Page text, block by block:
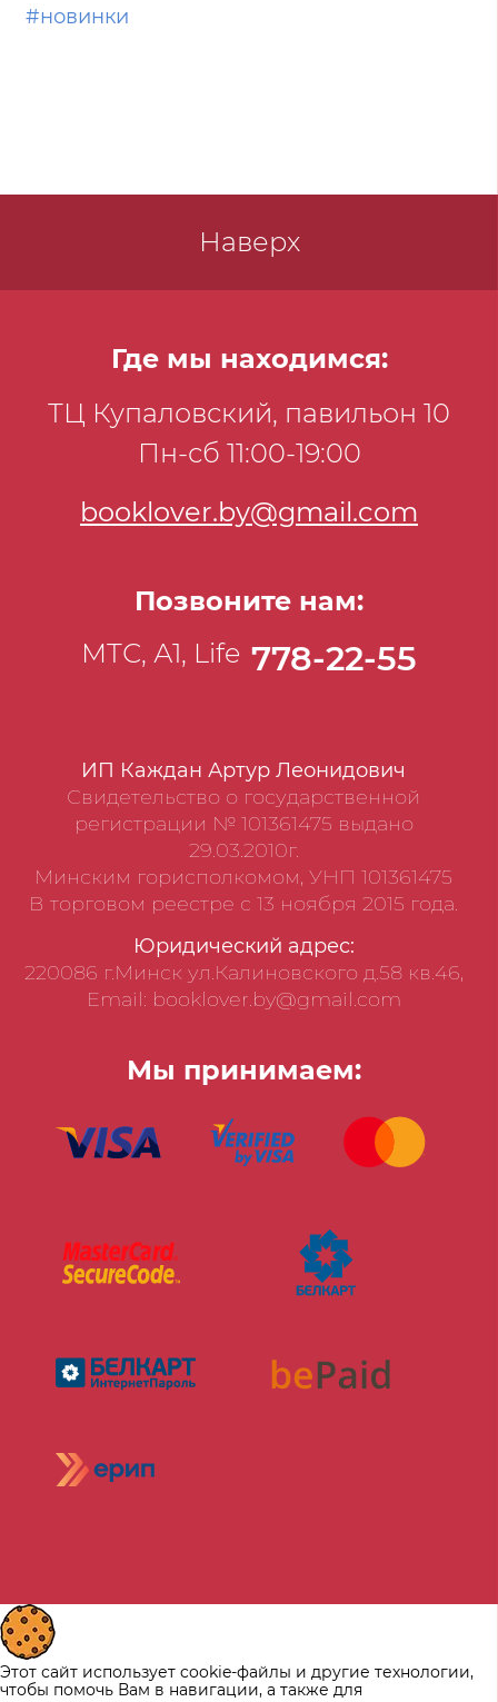
#новинки
Наверх
ИП Каждан Артур Леонидович
Свидетельство о государственной
регистрации № 101361475 выдано
29.03.2010г.
Минским горисполкомом, УНП 101361475
В торговом реестре с 13 ноября 2015 года.
Юридический адрес:
220086 г.Минск ул.Калиновского д.58 кв.46,
Email: booklover.by@gmail.com
Мы принимаем:
Где мы находимся:
ТЦ Купаловский, павильон 10
Пн-сб 11:00-19:00
booklover.by@gmail.com
Позвоните нам:
МТС, А1, Life 778-22-55
Этот сайт использует cookie-файлы и другие технологии,
чтобы помочь Вам в навигации, а также для